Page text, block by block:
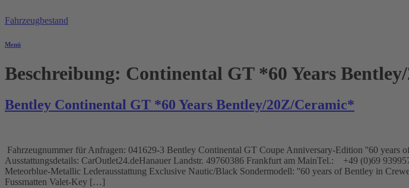
Inhalt
Fahrzeugbestand
Menü
Beschreibung: Continental GT *60 Years
Bentley Continental GT *60 Years Bentley/20Z/Ceramic*
Fahrzeugnummer für Anfragen: 041629-3 Bentley Continental GT Coupe Anniversary-Edition ''60 years
Ausstattungsdetails: CarOutlet24.deHanauer Landstr. 49760386 Frankfurt am MainTel.: +49 (0)69
Meteorblue-Metallic Lederausstattung Exclusive Nautic/Black Sondermodell: ''60 years of Bentley in
Fussmatten Valet-Key […]